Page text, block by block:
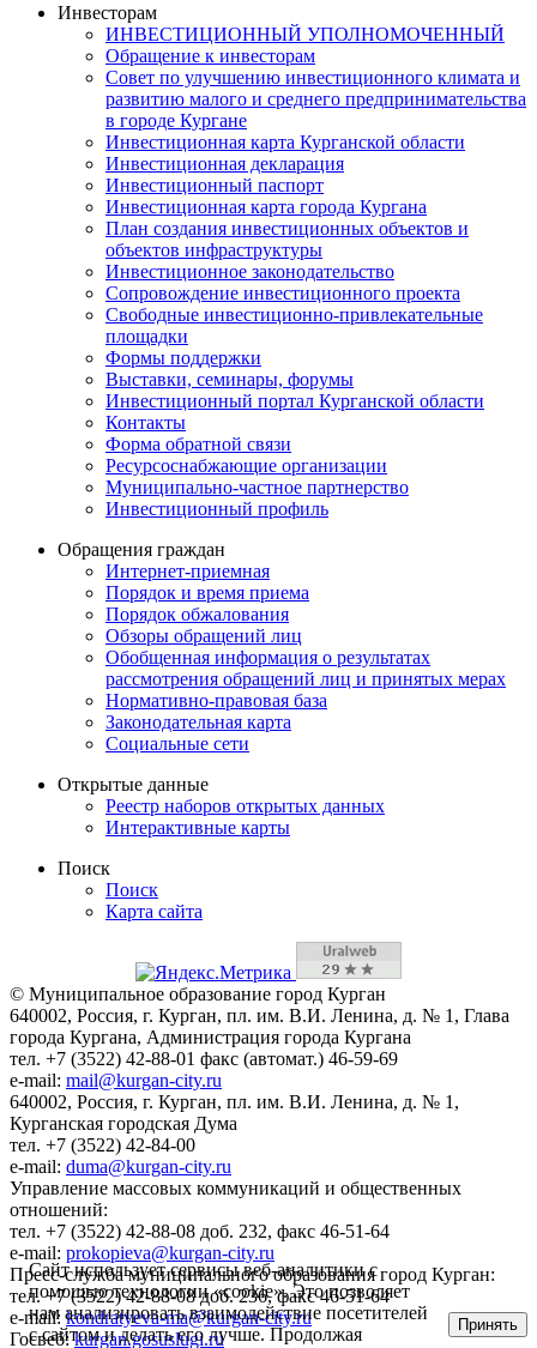
Инвесторам
ИНВЕСТИЦИОННЫЙ УПОЛНОМОЧЕННЫЙ
Обращение к инвесторам
Совет по улучшению инвестиционного климата и
развитию малого и среднего предпринимательства
в городе Кургане
Инвестиционная карта Курганской области
Инвестиционная декларация
Инвестиционный паспорт
Инвестиционная карта города Кургана
План создания инвестиционных объектов и
объектов инфраструктуры
Инвестиционное законодательство
Сопровождение инвестиционного проекта
Свободные инвестиционно-привлекательные
площадки
Формы поддержки
Выставки, семинары, форумы
Инвестиционный портал Курганской области
Контакты
Форма обратной связи
Ресурсоснабжающие организации
Муниципально-частное партнерство
Инвестиционный профиль
Обращения граждан
Интернет-приемная
Порядок и время приема
Порядок обжалования
Обзоры обращений лиц
Обобщенная информация о результатах
рассмотрения обращений лиц и принятых мерах
Нормативно-правовая база
Законодательная карта
Социальные сети
Открытые данные
Реестр наборов открытых данных
Интерактивные карты
Поиск
Поиск
Карта сайта
© Муниципальное образование город Курган
640002, Россия, г. Курган, пл. им. В.И. Ленина, д. № 1, Глава
города Кургана, Администрация города Кургана
тел. +7 (3522) 42-88-01 факс (автомат.) 46-59-69
e-mail: mail@kurgan-city.ru
640002, Россия, г. Курган, пл. им. В.И. Ленина, д. № 1,
Курганская городская Дума
тел. +7 (3522) 42-84-00
e-mail: duma@kurgan-city.ru
Управление массовых коммуникаций и общественных
отношений:
тел. +7 (3522) 42-88-08 доб. 232, факс 46-51-64
e-mail: prokopieva@kurgan-city.ru
Пресс-служба муниципального образования город Курган:
тел. +7 (3522) 42-88-08 доб. 236, факс 46-51-64
e-mail:kondratyeva-ma@kurgan-city.ru
Госвеб:kurgan.gosuslugi.ru
Сайт использует сервисы веб-аналитики с
помощью технологии «cookie». Это позволяет
нам анализировать взаимодействие посетителей
с сайтом и делать его лучше. Продолжая
Принять